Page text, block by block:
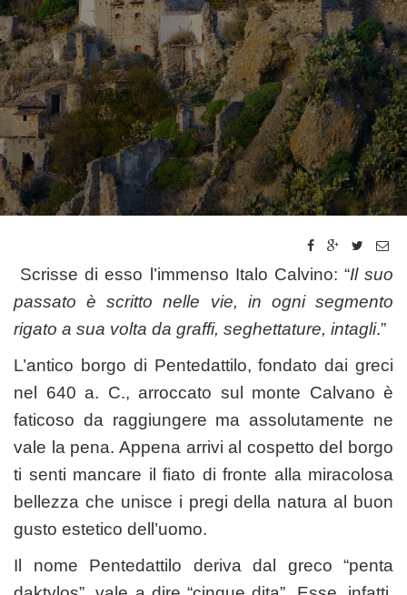
Scrisse di esso l’immenso Italo Calvino: “Il suo
passato è scritto nelle vie, in ogni segmento
rigato a sua volta da graffi, seghettature, intagli.”
L’antico borgo di Pentedattilo, fondato dai greci
nel 640 a. C., arroccato sul monte Calvano è
faticoso da raggiungere ma assolutamente ne
vale la pena. Appena arrivi al cospetto del borgo
ti senti mancare il fiato di fronte alla miracolosa
bellezza che unisce i pregi della natura al buon
gusto estetico dell’uomo.
Il nome Pentedattilo deriva dal greco “penta